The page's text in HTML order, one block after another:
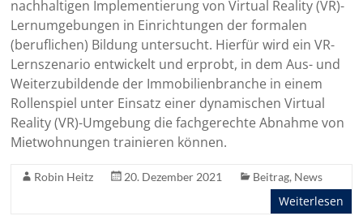
nachhaltigen Implementierung von Virtual Reality (VR)-
Lernumgebungen in Einrichtungen der formalen
(beruflichen) Bildung untersucht. Hierfür wird ein VR-
Lernszenario entwickelt und erprobt, in dem Aus- und
Weiterzubildende der Immobilienbranche in einem
Rollenspiel unter Einsatz einer dynamischen Virtual
Reality (VR)-Umgebung die fachgerechte Abnahme von
Mietwohnungen trainieren können.
Robin Heitz 20. Dezember 2021 Beitrag, News
Weiterlesen